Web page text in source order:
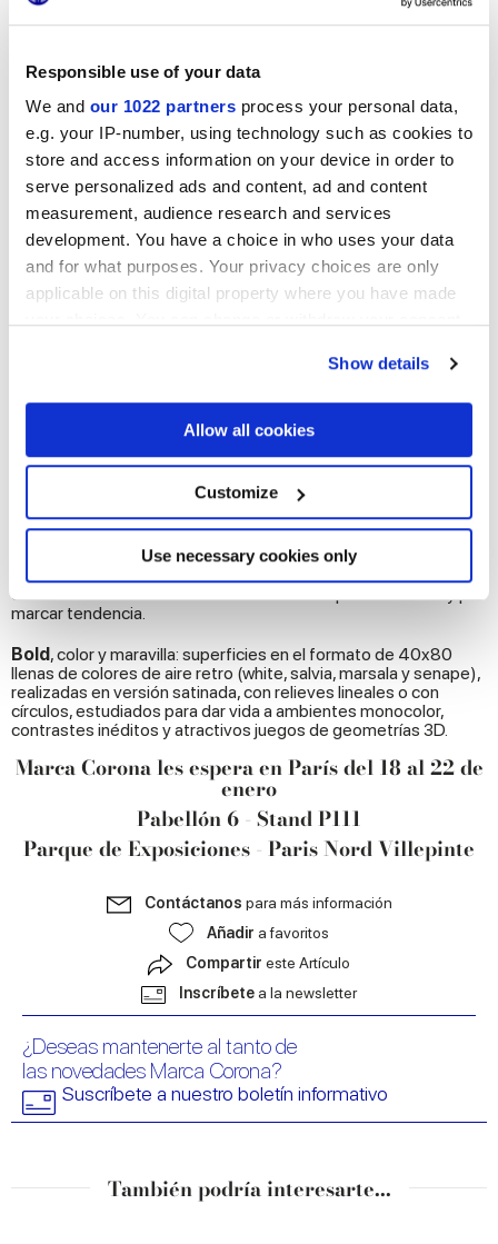
Responsible use of your data
We and our 1022 partners process your personal data,
e.g. your IP-number, using technology such as cookies to
store and access information on your device in order to
serve personalized ads and content, ad and content
measurement, audience research and services
development. You have a choice in who uses your data
and for what purposes. Your privacy choices are only
applicable on this digital property where you have made
If you allow, we would also like to:
Collect information about your geographical
location which can be accurate to within several
Identify your device by actively scanning it for
specific characteristics (fingerprinting)
Find out more about how your personal data is processed
and set your preferences in thedetails section.
provide social media features and to analyse our traffic.
We also share information about your use of our site with
our social media, advertising and analytics partners who
may combine it with other information that you’ve
provided to them or that they’ve collected from your use
Show details
Allow all cookies
Customize
Use necessary cookies only
Color y superficies 3D
En Maison&Objet también podrán admirarse propuestas de
color ricas, con cuerpo, por no decir voluminosas.
El triunfo de las tres dimensiones - afirmado en el diseño de los
últimos años – seguirá marcando la pauta en todos los mejores
proyectos de interiorismo de 2019. En la exposición colectiva
Maison&Objet,Marca Coronaofrecerá su interpretación
personal del revestimiento 3D con la nuevísima
colección de revestimientos caracterizada por su audacia y por
marcar tendencia.
Bold, color y maravilla: superficies en el formato de 40x80
llenas de colores de aire retro (white, salvia, marsala y senape),
realizadas en versión satinada, con relieves lineales o con
círculos, estudiados para dar vida a ambientes monocolor,
contrastes inéditos y atractivos juegos de geometrías 3D.
Marca Corona les espera en París del 18 al 22 de
enero
Pabellón 6 - Stand P111
Parque de Exposiciones - Paris Nord Villepinte
Contáctanos para más información
Añadir a favoritos
Compartir este Artículo
Inscríbete a la newsletter
¿Deseas mantenerte al tanto de
las novedades Marca Corona?
Suscríbete a nuestro boletín informativo
También podría interesarte...